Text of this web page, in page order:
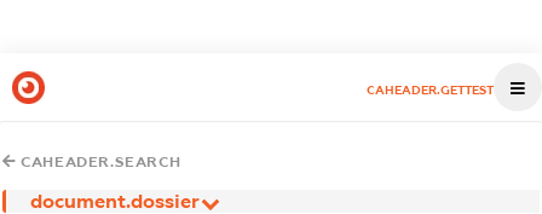
CAHEADER.GETTEST
CAHEADER.SEARCH
document.dossier